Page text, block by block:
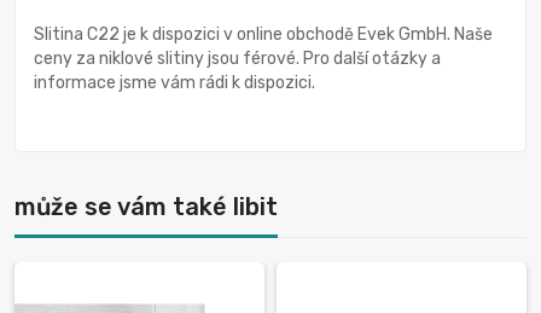
Slitina C22 je k dispozici v online obchodě Evek GmbH. Naše
ceny za niklové slitiny jsou férové. Pro další otázky a
informace jsme vám rádi k dispozici.
může se vám také libit